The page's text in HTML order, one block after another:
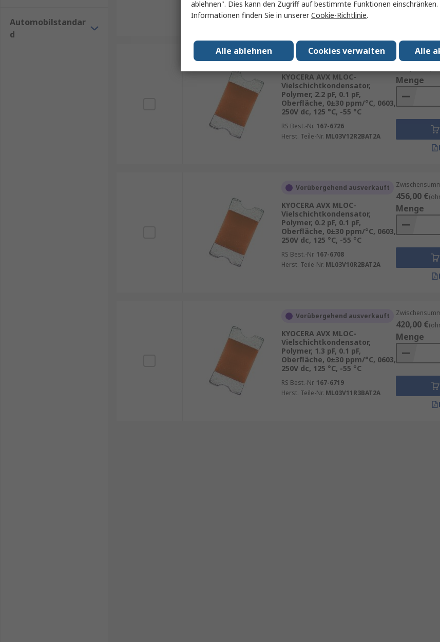
Automobilstandar
d
Herst. Teile-Nr.ML03V11R3BAT2A
Vorübergehend ausverkauft
KYOCERA AVX MLOC-
Vielschichtkondensator,
Polymer, 2.2 pF, 0.1 pF,
Oberfläche, 0±30 ppm/°C, 0603,
250V dc, 125 °C, -55 °C
RS Best.-Nr. 167-6726
Herst. Teile-Nr. ML03V12R2BAT2A
Menge
Vorübergehend ausverkauft
KYOCERA AVX MLOC-
Vielschichtkondensator,
Polymer, 0.2 pF, 0.1 pF,
Oberfläche, 0±30 ppm/°C, 0603,
250V dc, 125 °C, -55 °C
RS Best.-Nr. 167-6708
Herst. Teile-Nr. ML03V10R2BAT2A
456,00 €
Menge
Vorübergehend ausverkauft
KYOCERA AVX MLOC-
Vielschichtkondensator,
Polymer, 1.3 pF, 0.1 pF,
Oberfläche, 0±30 ppm/°C, 0603,
250V dc, 125 °C, -55 °C
RS Best.-Nr. 167-6719
Herst. Teile-Nr. ML03V11R3BAT2A
420,00 €
Menge
ablehnen". Dies kann den Zugriff auf bestimmte Funktionen einschränken.
Informationen finden Sie in unsererCookie-Richtlinie.
Alle
Cookies verwalten
Alle ablehnen